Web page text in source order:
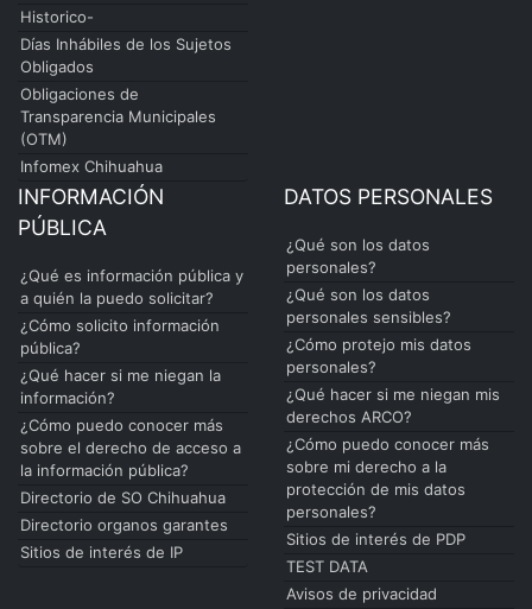
Historico-
Días Inhábiles de los Sujetos
Obligados
Obligaciones de
Transparencia Municipales
(OTM)
Infomex Chihuahua
INFORMACIÓN
PÚBLICA
¿Qué es información pública y
a quién la puedo solicitar?
¿Cómo solicito información
pública?
¿Qué hacer si me niegan la
información?
¿Cómo puedo conocer más
sobre el derecho de acceso a
la información pública?
Directorio de SO Chihuahua
Directorio organos garantes
Sitios de interés de IP
DATOS PERSONALES
¿Qué son los datos
personales?
¿Qué son los datos
personales sensibles?
¿Cómo protejo mis datos
personales?
¿Qué hacer si me niegan mis
derechos ARCO?
¿Cómo puedo conocer más
sobre mi derecho a la
protección de mis datos
personales?
Sitios de interés de PDP
TEST DATA
Avisos de privacidad